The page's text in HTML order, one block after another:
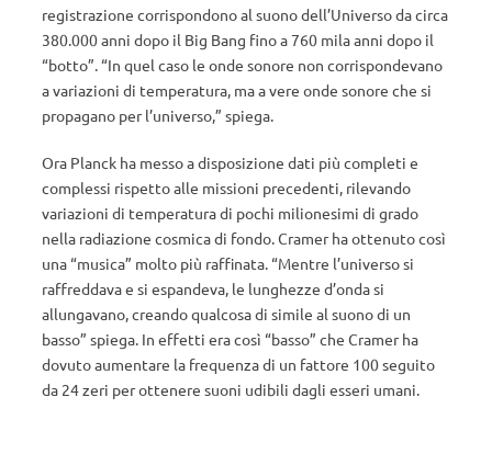
registrazione corrispondono al suono dell’Universo da circa
380.000 anni dopo il Big Bang fino a 760 mila anni dopo il
“botto”. “In quel caso le onde sonore non corrispondevano
a variazioni di temperatura, ma a vere onde sonore che si
propagano per l’universo,” spiega.
Ora Planck ha messo a disposizione dati più completi e
complessi rispetto alle missioni precedenti, rilevando
variazioni di temperatura di pochi milionesimi di grado
nella radiazione cosmica di fondo. Cramer ha ottenuto così
una “musica” molto più raffinata. “Mentre l’universo si
raffreddava e si espandeva, le lunghezze d’onda si
allungavano, creando qualcosa di simile al suono di un
basso” spiega. In effetti era così “basso” che Cramer ha
dovuto aumentare la frequenza di un fattore 100 seguito
da 24 zeri per ottenere suoni udibili dagli esseri umani.